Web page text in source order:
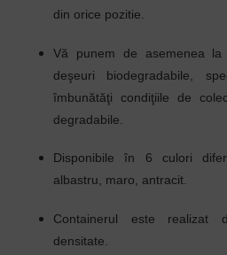
din orice pozitie.
Vă punem de asemenea la
deşeuri biodegradabile,
îmbunătăţi condiţiile de
degradabile.
Disponibileîn 6 culori
albastru, maro, antracit.
Containerul este realizat
densitate